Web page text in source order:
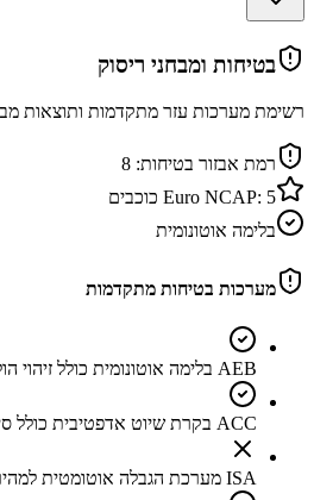
בטיחות ומבחני ריסוק
רשימת מערכות עזר מתקדמות ותוצאות
רמת אבזור בטיחות: 8
Euro NCAP: 5
כוכבים
בלימה אוטונומית
מערכות בטיחות מתקדמות
AEB בלימה אוטונומית כולל זיהוי הולכי רגל ואופניים
ACC בקרת שיוט אדפטיבית כולל סיוע בפקקים
ISA מערכת הגבלה אוטומטית למהירות הרכב